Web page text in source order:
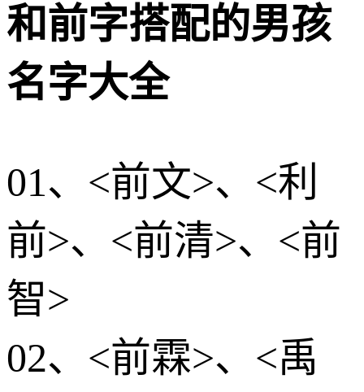
和前字搭配的男孩
名字大全
01、<前文>、<利
前>、<前清>、<前
智>
02、<前霖>、<禹